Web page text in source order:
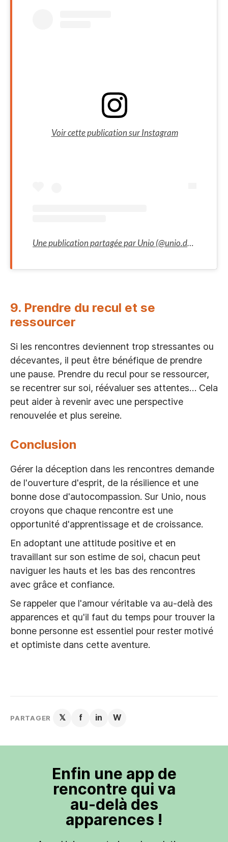
Voir cette publication sur Instagram
Une publication partagée par Unio (@unio.date)
9. Prendre du recul et se
ressourcer
Si les rencontres deviennent trop stressantes ou
décevantes, il peut être bénéfique de prendre
une pause. Prendre du recul pour se ressourcer,
se recentrer sur soi, réévaluer ses attentes… Cela
peut aider à revenir avec une perspective
renouvelée et plus sereine.
Conclusion
Gérer la déception dans les rencontres demande
de l'ouverture d'esprit, de la résilience et une
bonne dose d'autocompassion. Sur Unio, nous
croyons que chaque rencontre est une
opportunité d'apprentissage et de croissance.
En adoptant une attitude positive et en
travaillant sur son estime de soi, chacun peut
naviguer les hauts et les bas des rencontres
avec grâce et confiance.
Se rappeler que l'amour véritable va au-delà des
apparences et qu'il faut du temps pour trouver la
bonne personne est essentiel pour rester motivé
et optimiste dans cette aventure.
PARTAGER 𝕏 f in W
Enfin une app de
rencontre qui va
au-delà des
apparences !